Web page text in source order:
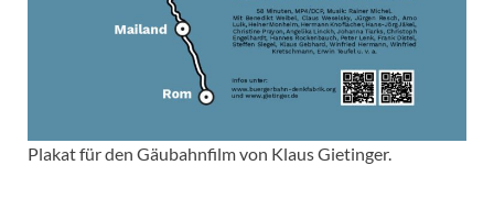
Plakat für den Gäubahnfilm von Klaus Gietinger.